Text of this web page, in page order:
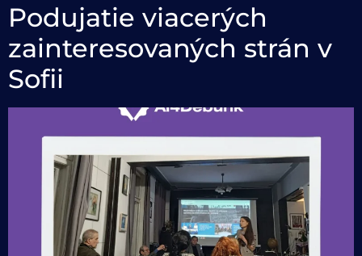
Podujatie viacerých
zainteresovaných strán v
Sofii